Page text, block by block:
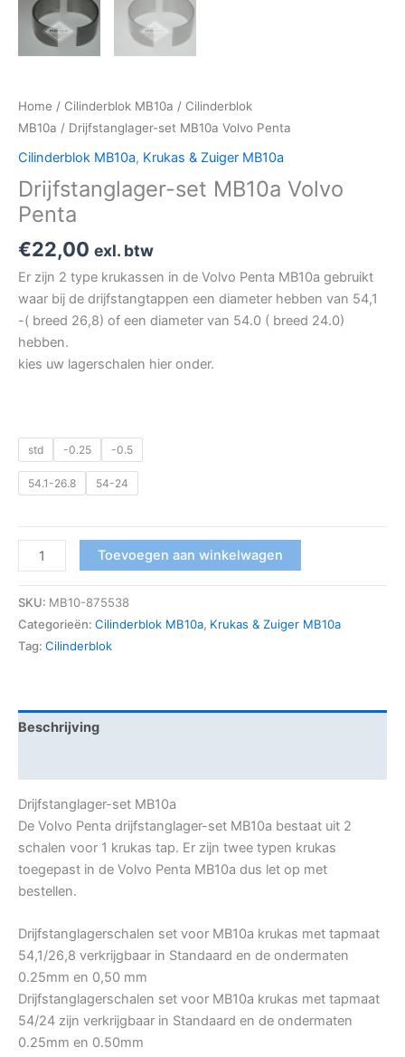
Home / Cilinderblok MB10a / Cilinderblok
MB10a / Drijfstanglager-set MB10a Volvo Penta
Cilinderblok MB10a, Krukas & Zuiger MB10a
Drijfstanglager-set MB10a Volvo
Penta
€22,00 exl. btw
Er zijn 2 type krukassen in de Volvo Penta MB10a gebruikt
waar bij de drijfstangtappen een diameter hebben van 54,1
-( breed 26,8) of een diameter van 54.0 ( breed 24.0)
hebben.
kies uw lagerschalen hier onder.
std -0.25 -0.5
54.1-26.8 54-24
Toevoegen aan winkelwagen
SKU: MB10-875538
Categorieën: Cilinderblok MB10a, Krukas & Zuiger MB10a
Tag: Cilinderblok
Beschrijving
Drijfstanglager-set MB10a
De Volvo Penta drijfstanglager-set MB10a bestaat uit 2
schalen voor 1 krukas tap. Er zijn twee typen krukas
toegepast in de Volvo Penta MB10a dus let op met
bestellen.
Drijfstanglagerschalen set voor MB10a krukas met tapmaat
54,1/26,8 verkrijgbaar in Standaard en de ondermaten
0.25mm en 0,50 mm
Drijfstanglagerschalen set voor MB10a krukas met tapmaat
54/24 zijn verkrijgbaar in Standaard en de ondermaten
0.25mm en 0.50mm